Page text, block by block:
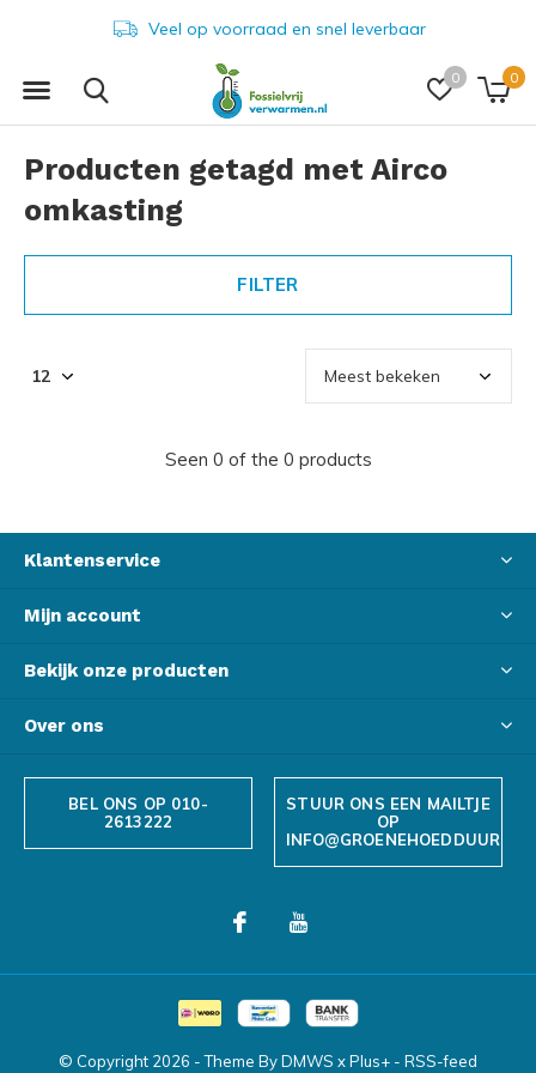
0 0
Veel op voorraad en snel leverbaar
Producten getagd met Airco
omkasting
FILTER
Seen 0 of the 0 products
Klantenservice
Mijn account
Bekijk onze producten
Over ons
BEL ONS OP 010-
2613222
STUUR ONS EEN MAILTJE
OP
© Copyright 2026 - Theme ByDMWS xPlus+ - RSS-feed